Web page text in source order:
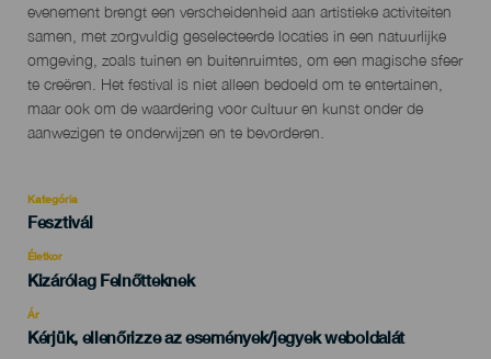
evento
evenement brengt een verscheidenheid aan artistieke activiteiten
samen, met zorgvuldig geselecteerde locaties in een natuurlijke
omgeving, zoals tuinen en buitenruimtes, om een ​​magische sfeer
te creëren. Het festival is niet alleen bedoeld om te entertainen,
maar ook om de waardering voor cultuur en kunst onder de
aanwezigen te onderwijzen en te bevorderen.
Kategória
Categoría
evento
Fesztivál
Életkor
Edad
Recomendada
Kizárólag Felnőtteknek
Ár
Kérjük, ellenőrizze az események/jegyek weboldalát